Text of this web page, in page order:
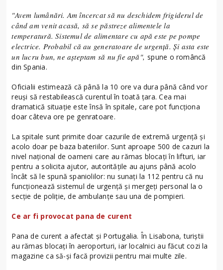
"Avem lumânări. Am încercat să nu deschidem frigiderul de
când am venit acasă, să se păstreze alimentele la
temperatură. Sistemul de alimentare cu apă este pe pompe
electrice. Probabil că au generatoare de urgenţă. Şi asta este
un lucru bun, ne aşteptam să nu fie apă", spune o româncă
din Spania.
Oficialii estimează că până la 10 ore va dura până când vor
reuşi să restabilească curentul în toată ţara. Cea mai
dramatică situaţie este însă în spitale, care pot funcţiona
doar câteva ore pe genratoare.
La spitale sunt primite doar cazurile de extremă urgență și
acolo doar pe baza bateriilor. Sunt aproape 500 de cazuri la
nivel național de oameni care au rămas blocați în lifturi, iar
pentru a solicita ajutor, autoritățile au ajuns până acolo
încât să le spună spaniolilor: nu sunați la 112 pentru că nu
funcționează sistemul de urgență și mergeți personal la o
secție de poliție, de ambulanțe sau una de pompieri.
Ce ar fi provocat pana de curent
Pana de curent a afectat şi Portugalia. În Lisabona, turiştii
au rămas blocaţi în aeroporturi, iar localnici au făcut cozi la
magazine ca să-şi facă provizii pentru mai multe zile.